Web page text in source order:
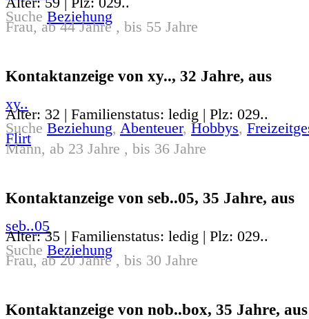
Suche Beziehung
Frau, ab 44 Jahre , bis 55 Jahre
Kontaktanzeige von xy.., 32 Jahre, aus
xy..
Alter: 32 | Familienstatus: ledig | Plz: 029..
Suche Beziehung, Abenteuer, Hobbys,
Flirt
Mann, ab 23 Jahre , bis 36 Jahre
Kontaktanzeige von seb..05, 35 Jahre, aus
seb..05
Alter: 35 | Familienstatus: ledig | Plz: 029..
Suche Beziehung
Frau, ab 20 Jahre , bis 30 Jahre
Kontaktanzeige von nob..box, 35 Jahre, aus